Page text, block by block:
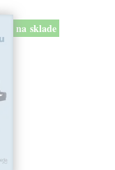
na sklade